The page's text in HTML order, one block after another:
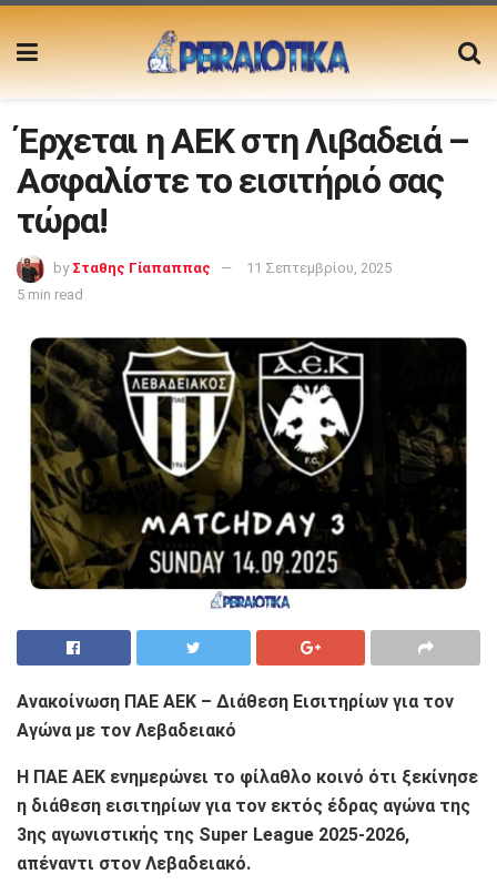
Έρχεται η ΑΕΚ στη Λιβαδειά –
Ασφαλίστε το εισιτήριό σας
τώρα!
by Σταθης Γίαπαππας
11 Σεπτεμβρίου, 2025
5 min read
Ανακοίνωση ΠΑΕ ΑΕΚ – Διάθεση Εισιτηρίων για τον
Αγώνα με τον Λεβαδειακό
Η ΠΑΕ ΑΕΚ ενημερώνει το φίλαθλο κοινό ότι ξεκίνησε
η διάθεση εισιτηρίων για τον εκτός έδρας αγώνα της
3ης αγωνιστικής της Super League 2025-2026,
απέναντι στον Λεβαδειακό.